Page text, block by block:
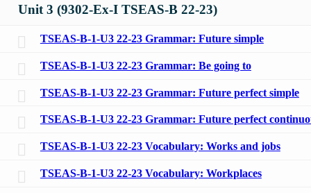
Unit 3 (9302-Ex-I TSEAS-B 22-23)
TSEAS-B-1-U3 22-23 Grammar: Future simple
TSEAS-B-1-U3 22-23 Grammar: Be going to
TSEAS-B-1-U3 22-23 Grammar: Future perfect simple
TSEAS-B-1-U3 22-23 Grammar: Future perfect
TSEAS-B-1-U3 22-23 Vocabulary: Works and jobs
TSEAS-B-1-U3 22-23 Vocabulary: Workplaces